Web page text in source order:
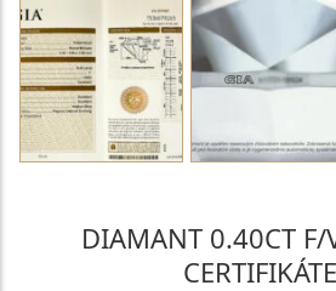
DIAMANT 0.40CT F/